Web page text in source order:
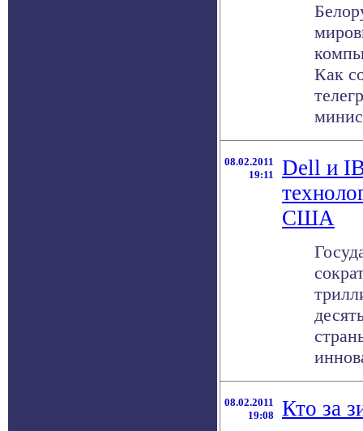
Как
08.02.2011
19:11
Dell и
США
08.02.2011
19:08
Кто за